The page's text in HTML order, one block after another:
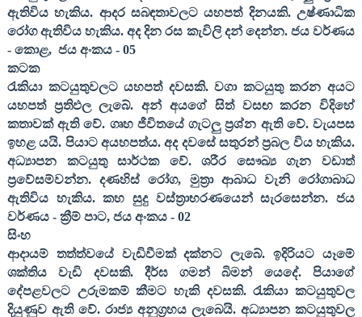
ඇතිවිය හැකිය. ආදර සබඳතාවලට යහපත් දිනයකි. උෂ්ණාධික
රෝග ඇතිවිය හැකිය. අද දින රස කැවිලි දන් දෙන්න. ජය වර්ණය
- කොළ, ජය අංකය - 05
කටක
රැකියා කටයුතුවලට යහපත් දවසකි. වගා කටයුතු කරන අයට
යහපත් ප්‍රතිඵල ලැබේ. අන් අයගේ සිත් වසඟ කරන විදිහේ
කතාවක් ඇති වේ. ගෘහ ජීවිතයේ ගැටලු ප්‍රශ්න ඇති වේ. වැයපස
ඉහළ යයි. පියාට අයහපත්ය. අද දවසේ සතුරන් ප්‍රබල විය හැකිය.
අධ්‍යාපන කටයුතු සාර්ථක වේ. ශරීර සෞඛ්‍ය ගැන වඩාත්
ප්‍රවේසම්වන්න. දණහිස් රෝග, මුත්‍රා ආබාධ වැනි රෝගාබාධ
ඇතිවිය හැකිය. කහ සුදු වස්ත්‍රාභරණයෙන් සැරසෙන්න. ජය
වර්ණය - ක්‍රීම් පාට, ජය අංකය - 02
සිංහ
ආදායම් තත්ත්වයේ වැඩිවීමක් දක්නට ලැබේ. ඉදිරියට යෑමේ
ශක්තිය වැඩි දවසකි. දීර්ඝ ගමන් බිමන් යෙදේ. පියාගේ
දේපළවලට උරුමකම් කීමට හැකි දවසකි. රැකියා කටයුතුවල
දියුණුව ඇති වේ. රාජ්‍ය අනුග්‍රහය ලැබෙයි. අධ්‍යාපන කටයුතුවල